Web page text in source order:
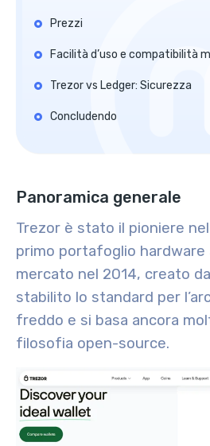
Prezzi
Facilità d’uso e compatibilità
Trezor vs Ledger: Sicurezza
Concludendo
Panoramica generale
Trezor è stato il pioniere
primo portafoglio hardware
mercato nel 2014, creato
stabilito lo standard per
freddo e si basa ancora
filosofia open-source.